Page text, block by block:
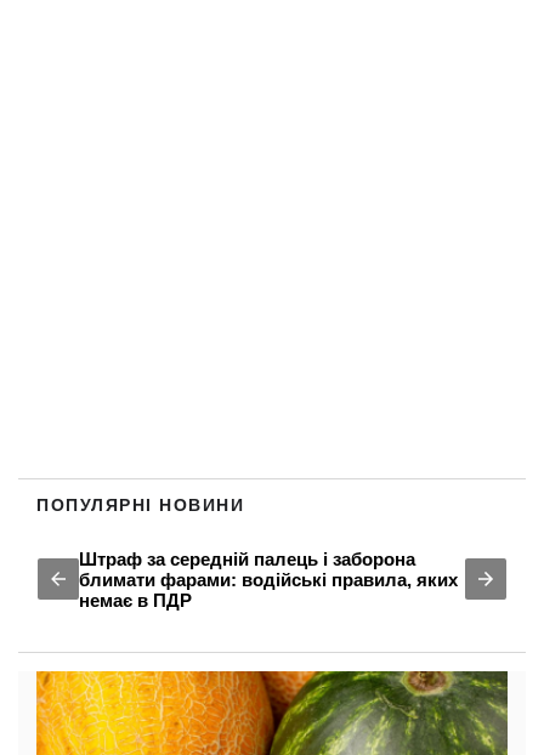
ПОПУЛЯРНІ НОВИНИ
Штраф за середній палець і заборона
блимати фарами: водійські правила, яких
немає в ПДР